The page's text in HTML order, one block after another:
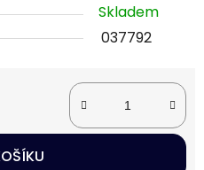
Skladem
037792